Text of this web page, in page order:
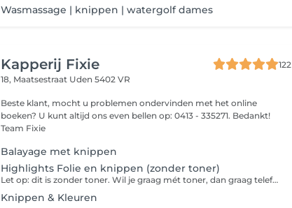
Wasmassage | knippen | watergolf dames
Kapperij Fixie
122
18, Maatsestraat Uden 5402 VR
Beste klant, mocht u problemen ondervinden met het online
boeken? U kunt altijd ons even bellen op: 0413 - 335271. Bedankt!
Team Fixie
Balayage met knippen
Highlights Folie en knippen (zonder toner)
Let op: dit is zonder toner. Wil je graag mét toner, dan graag telefonisch afspraak maken.
Knippen & Kleuren